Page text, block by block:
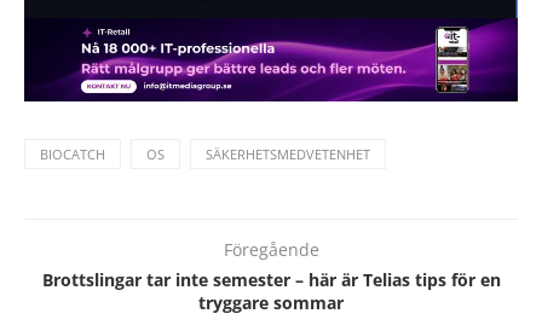
BIOCATCH OS SÄKERHETSMEDVETENHET
Föregående
Brottslingar tar inte semester – här är Telias tips för en
tryggare sommar